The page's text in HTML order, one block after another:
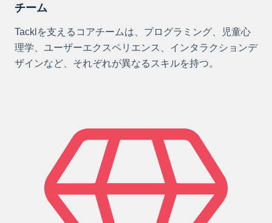
チーム
Tacklを支えるコアチームは、プログラミング、児童心
理学、ユーザーエクスペリエンス、インタラクションデ
ザインなど、それぞれが異なるスキルを持つ。